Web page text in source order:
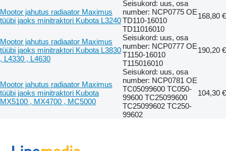
Mootor jahutus radiaator Maximus
tüübi jaoks minitraktori Kubota L3240
Seisukord: uus, osa
number: NCP0775 OE
TD110-16010
TD11016010
168,80 €
Mootor jahutus radiaator Maximus
tüübi jaoks minitraktori Kubota L3830
, L4330 , L4630
Seisukord: uus, osa
number: NCP0777 OE
T1150-16010
T115016010
190,20 €
Mootor jahutus radiaator Maximus
tüübi jaoks minitraktori Kubota
MX5100 , MX4700 , MC5000
Seisukord: uus, osa
number: NCP0781 OE
TC05099600 TC050-
99600 TC25099600
TC25099602 TC250-
99602
104,30 €